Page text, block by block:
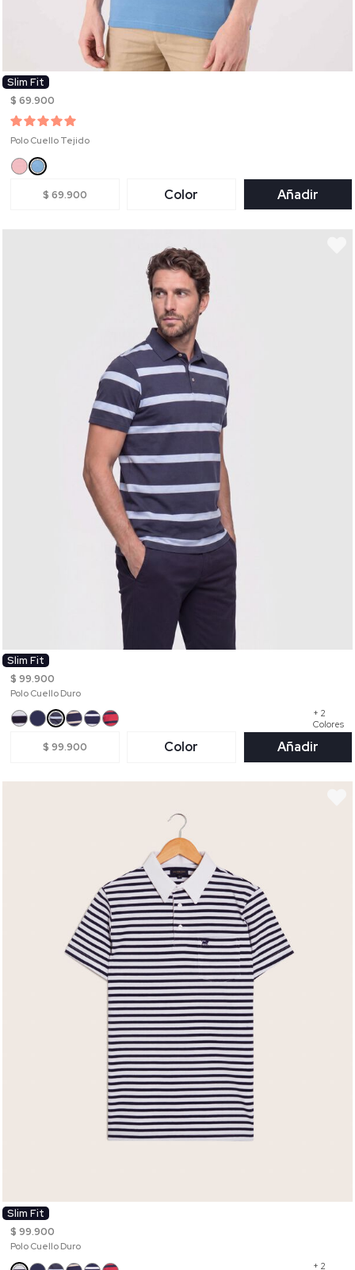
Slim Fit
$ 69.900
Polo Cuello Tejido
$ 69.900 Color Añadir
Slim Fit
$ 99.900
Polo Cuello Duro
+ 2
Colores
$ 99.900 Color Añadir
Slim Fit
$ 99.900
Polo Cuello Duro
+ 2